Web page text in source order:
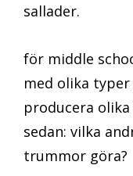
sallader.
för middle
med olika
producera
sedan: vilka
trummor göra?